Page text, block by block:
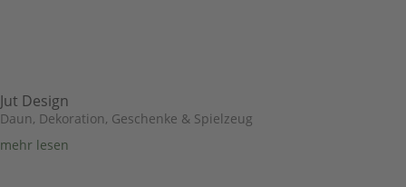
Jut Design
Daun, Dekoration, Geschenke & Spielzeug
mehr lesen